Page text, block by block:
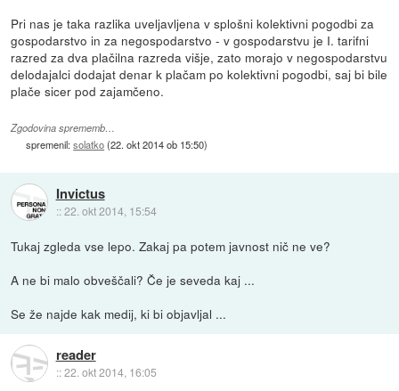
Pri nas je taka razlika uveljavljena v splošni kolektivni pogodbi za
gospodarstvo in za negospodarstvo - v gospodarstvu je I. tarifni
razred za dva plačilna razreda višje, zato morajo v negospodarstvu
delodajalci dodajat denar k plačam po kolektivni pogodbi, saj bi bile
plače sicer pod zajamčeno.
Zgodovina sprememb…
spremenil:solatko(22. okt 2014 ob 15:50)
Invictus
::22. okt 2014, 15:54
Tukaj zgleda vse lepo. Zakaj pa potem javnost nič ne ve?
A ne bi malo obveščali? Če je seveda kaj ...
Se že najde kak medij, ki bi objavljal ...
reader
::22. okt 2014, 16:05